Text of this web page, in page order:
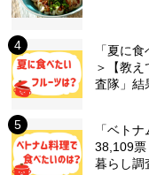
「夏に
＞【教
査隊」結
「ベト
38,109
暮らし調